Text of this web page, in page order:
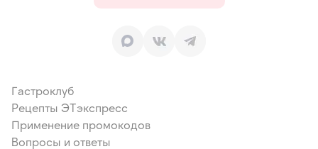
Гастроклуб
Рецепты ЭТэкспресс
Применение промокодов
Вопросы и ответы